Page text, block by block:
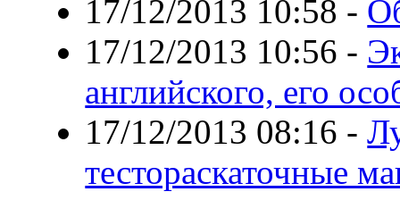
17/12/2013 10:58 -
17/12/2013 10:56 -
английского, его
17/12/2013 08:16 -
тестораскаточные